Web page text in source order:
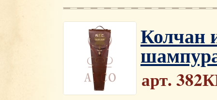
Колчан
арт.